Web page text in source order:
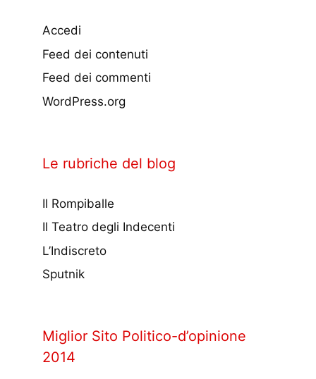
Accedi
Feed dei contenuti
Feed dei commenti
WordPress.org
Le rubriche del blog
Il Rompiballe
Il Teatro degli Indecenti
L’Indiscreto
Sputnik
Miglior Sito Politico-d’opinione
2014